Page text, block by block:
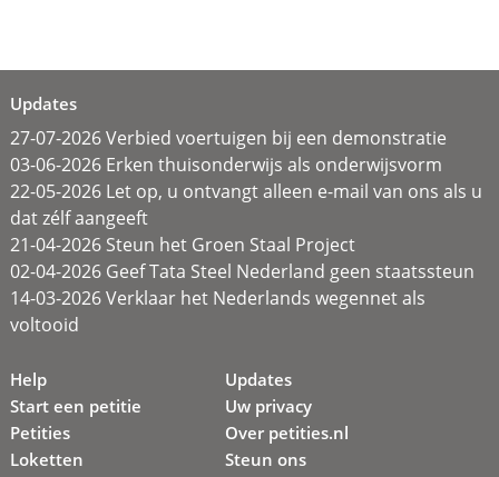
Updates
27-07-2026 Verbied voertuigen bij een demonstratie
03-06-2026 Erken thuisonderwijs als onderwijsvorm
22-05-2026 Let op, u ontvangt alleen e-mail van ons als u
dat zélf aangeeft
21-04-2026 Steun het Groen Staal Project
02-04-2026 Geef Tata Steel Nederland geen staatssteun
14-03-2026 Verklaar het Nederlands wegennet als
voltooid
Help
Start een petitie
Petities
Loketten
Updates
Uw privacy
Over petities.nl
Steun ons